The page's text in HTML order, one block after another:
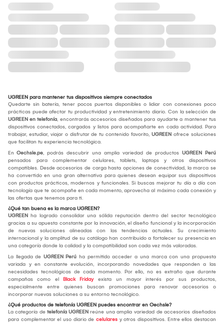
UGREEN para mantener tus dispositivos siempre conectados
Quedarte sin batería, tener pocos puertos disponibles o lidiar con conexiones poco
prácticas puede afectar tu productividad y entretenimiento diario. Con la selección de
UGREEN en telefonía, encontrarás accesorios diseñados para ayudarte a mantener tus
dispositivos conectados, cargados y listos para acompañarte en cada actividad. Para
trabajar, estudiar, viajar o disfrutar de tu contenido favorito, UGREEN ofrece soluciones
que facilitan tu experiencia tecnológica.
En Oechsle.pe, podrás descubrir una amplia variedad de productos UGREEN Perú
pensados para complementar celulares, tablets, laptops y otros dispositivos
compatibles. Desde accesorios de carga hasta opciones de conectividad, la marca se
ha convertido en una gran alternativa para quienes desean equipar sus dispositivos
con productos prácticos, modernos y funcionales. Si buscas mejorar tu día a día con
tecnología que te acompañe en cada momento, aprovecha al máximo cada conexión y
las ofertas que tenemos para ti.
¿Qué tan buena es la marca UGREEN?
UGREEN ha logrado consolidar una sólida reputación dentro del sector tecnológico
gracias a su apuesta constante por la innovación, el diseño funcional y la incorporación
de nuevas soluciones alineadas con las tendencias actuales. Su crecimiento
internacional y la amplitud de su catálogo han contribuido a fortalecer su presencia en
una categoría donde la calidad y la compatibilidad son cada vez más valoradas.
La llegada de UGREEN Perú ha permitido acceder a una marca con una propuesta
variada y en constante evolución, incorporando novedades que responden a las
necesidades tecnológicas de cada momento. Por ello, no es extraño que durante
campañas como el Black Fridayexista un mayor interés por sus productos,
especialmente entre quienes buscan promociones para renovar accesorios o
incorporar nuevas soluciones a su entorno tecnológico.
¿Qué productos de telefonía UGREEN puedes encontrar en Oechsle?
La categoría de telefonía UGREEN reúne una amplia variedad de accesorios diseñados
para complementar el uso diario de celulares y otros dispositivos. Entre ellos destacan